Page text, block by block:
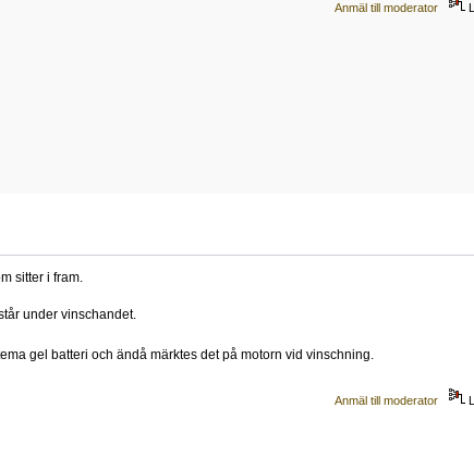
Anmäl till moderator
sitter i fram.
under vinschandet.
gel batteri och ändå märktes det på motorn vid vinschning.
Anmäl till moderator